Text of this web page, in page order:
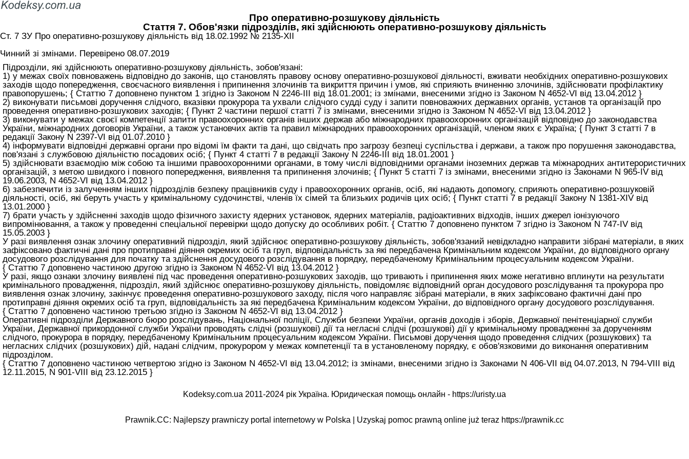
Про оперативно-розшукову діяльність
Стаття 7. Обов'язки підрозділів, які здійснюють оперативно-розшукову діяльність
Ст. 7 ЗУ Про оперативно-розшукову діяльність вiд 18.02.1992 № 2135-XII
Чинний зі змінами. Перевірено 08.07.2019
Підрозділи, які здійснюють оперативно-розшукову діяльність, зобов'язані:
1) у межах своїх повноважень відповідно до законів, що становлять правову основу оперативно-розшукової діяльності, вживати необхідних оперативно-розшукових
заходів щодо попередження, своєчасного виявлення і припинення злочинів та викриття причин і умов, які сприяють вчиненню злочинів, здійснювати профілактику
правопорушень; { Статтю 7 доповнено пунктом 1 згідно із Законом N 2246-III від 18.01.2001; із змінами, внесеними згідно із Законом N 4652-VI від 13.04.2012 }
2) виконувати письмові доручення слідчого, вказівки прокурора та ухвали слідчого судді суду і запити повноважних державних органів, установ та організацій про
проведення оперативно-розшукових заходів; { Пункт 2 частини першої статті 7 із змінами, внесеними згідно із Законом N 4652-VI від 13.04.2012 }
3) виконувати у межах своєї компетенції запити правоохоронних органів інших держав або міжнародних правоохоронних організацій відповідно до законодавства
України, міжнародних договорів України, а також установчих актів та правил міжнародних правоохоронних організацій, членом яких є Україна; { Пункт 3 статті 7 в
редакції Закону N 2397-VI від 01.07.2010 }
4) інформувати відповідні державні органи про відомі їм факти та дані, що свідчать про загрозу безпеці суспільства і держави, а також про порушення законодавства,
пов'язані з службовою діяльністю посадових осіб; { Пункт 4 статті 7 в редакції Закону N 2246-III від 18.01.2001 }
5) здійснювати взаємодію між собою та іншими правоохоронними органами, в тому числі відповідними органами іноземних держав та міжнародних антитерористичних
організацій, з метою швидкого і повного попередження, виявлення та припинення злочинів; { Пункт 5 статті 7 із змінами, внесеними згідно із Законами N 965-IV від
19.06.2003, N 4652-VI від 13.04.2012 }
6) забезпечити із залученням інших підрозділів безпеку працівників суду і правоохоронних органів, осіб, які надають допомогу, сприяють оперативно-розшуковій
діяльності, осіб, які беруть участь у кримінальному судочинстві, членів їх сімей та близьких родичів цих осіб; { Пункт статті 7 в редакції Закону N 1381-XIV від
13.01.2000 }
7) брати участь у здійсненні заходів щодо фізичного захисту ядерних установок, ядерних матеріалів, радіоактивних відходів, інших джерел іонізуючого
випромінювання, а також у проведенні спеціальної перевірки щодо допуску до особливих робіт. { Статтю 7 доповнено пунктом 7 згідно із Законом N 747-IV від
15.05.2003 }
У разі виявлення ознак злочину оперативний підрозділ, який здійснює оперативно-розшукову діяльність, зобов'язаний невідкладно направити зібрані матеріали, в яких
зафіксовано фактичні дані про протиправні діяння окремих осіб та груп, відповідальність за які передбачена Кримінальним кодексом України, до відповідного органу
досудового розслідування для початку та здійснення досудового розслідування в порядку, передбаченому Кримінальним процесуальним кодексом України.
{ Статтю 7 доповнено частиною другою згідно із Законом N 4652-VI від 13.04.2012 }
У разі, якщо ознаки злочину виявлені під час проведення оперативно-розшукових заходів, що тривають і припинення яких може негативно вплинути на результати
кримінального провадження, підрозділ, який здійснює оперативно-розшукову діяльність, повідомляє відповідний орган досудового розслідування та прокурора про
виявлення ознак злочину, закінчує проведення оперативно-розшукового заходу, після чого направляє зібрані матеріали, в яких зафіксовано фактичні дані про
протиправні діяння окремих осіб та груп, відповідальність за які передбачена Кримінальним кодексом України, до відповідного органу досудового розслідування.
{ Статтю 7 доповнено частиною третьою згідно із Законом N 4652-VI від 13.04.2012 }
Оперативні підрозділи Державного бюро розслідувань, Національної поліції, Служби безпеки України, органів доходів і зборів, Державної пенітенціарної служби
України, Державної прикордонної служби України проводять слідчі (розшукові) дії та негласні слідчі (розшукові) дії у кримінальному провадженні за дорученням
слідчого, прокурора в порядку, передбаченому Кримінальним процесуальним кодексом України. Письмові доручення щодо проведення слідчих (розшукових) та
негласних слідчих (розшукових) дій, надані слідчим, прокурором у межах компетенції та в установленому порядку, є обов'язковими до виконання оперативним
підрозділом.
{ Статтю 7 доповнено частиною четвертою згідно із Законом N 4652-VI від 13.04.2012; із змінами, внесеними згідно із Законами N 406-VII від 04.07.2013, N 794-VIII від
12.11.2015, N 901-VIII від 23.12.2015 }
Kodeksy.com.ua 2011-2024 рік Україна. Юридическая помощь онлайн - https://uristy.ua
Prawnik.CC: Najlepszy prawniczy portal internetowy w Polska | Uzyskaj pomoc prawną online już teraz https://prawnik.cc